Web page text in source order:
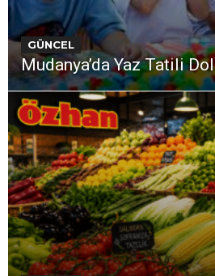
GÜNCEL
Mudanya’da Yaz Tatili